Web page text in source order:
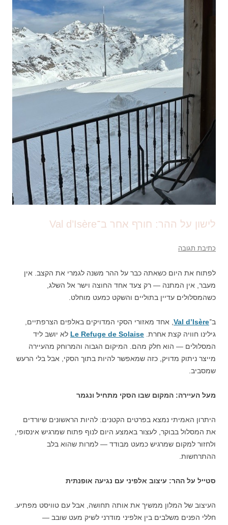
לישון על ההר: חורף אחר ב־Val d’Isère
כתיבת תגובה
לפתוח את היום כשאתה כבר על ההר משנה לגמרי את הקצב. אין
מעבר, אין המתנה — רק צעד אחד החוצה וישר אל השלג,
כשהמסלולים עדיין בתוליים והשקט כמעט מוחלט.
ב־Val d’Isère, אחד מאזורי הסקי המדויקים באלפים הצרפתיים,
גילינו חוויה קצת אחרת. Le Refuge de Solaise לא יושב ליד
המסלולים — הוא חלק מהם. המיקום הגבוה והמרוחק מהעיירה
מייצר ניתוק מדויק, כזה שמאפשר להיות בתוך הסקי, אבל בלי הרעש
שמסביב.
מעל העיירה: המקום שבו הסקי מתחיל ונגמר
היתרון האמיתי נמצא בפרטים הקטנים: להיות הראשונים שיורדים
את המסלול בבוקר, לעצור באמצע היום לנוף פתוח שמרגיש אינסופי,
ולחזור למקום שמרגיש כמעט מבודד — למרות שהוא בלב
ההתרחשות.
סטייל על ההר: עיצוב אלפיני עם נגיעה אופנתית
העיצוב של המלון ממשיך את אותה תחושה, אבל עם טוויסט מפתיע.
חללי הפנים משלבים בין אלפיני מודרני לשיק מעט שובב —